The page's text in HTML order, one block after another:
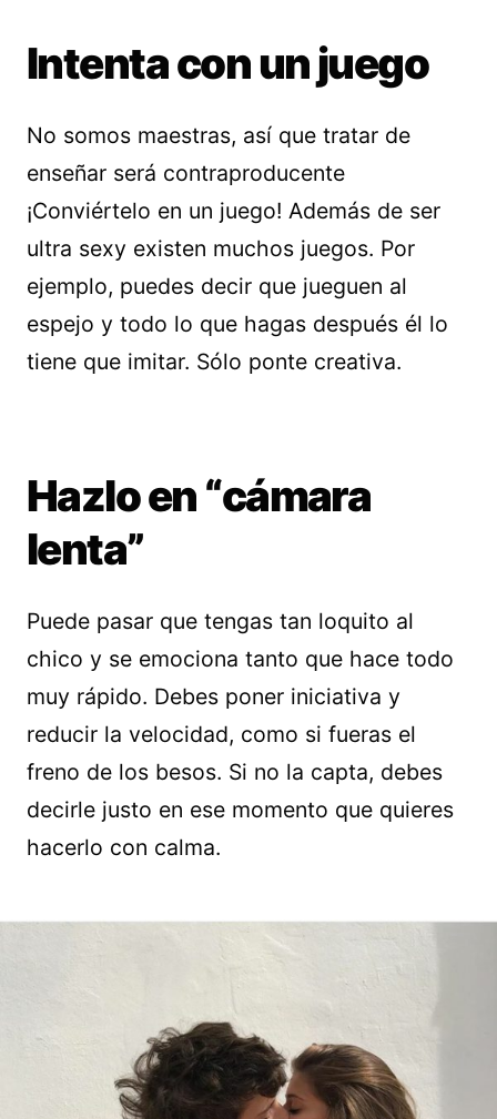
Intenta con un juego
No somos maestras, así que tratar de
enseñar será contraproducente
¡Conviértelo en un juego! Además de ser
ultra sexy existen muchos juegos. Por
ejemplo, puedes decir que jueguen al
espejo y todo lo que hagas después él lo
tiene que imitar. Sólo ponte creativa.
Hazlo en “cámara
lenta”
Puede pasar que tengas tan loquito al
chico y se emociona tanto que hace todo
muy rápido. Debes poner iniciativa y
reducir la velocidad, como si fueras el
freno de los besos. Si no la capta, debes
decirle justo en ese momento que quieres
hacerlo con calma.